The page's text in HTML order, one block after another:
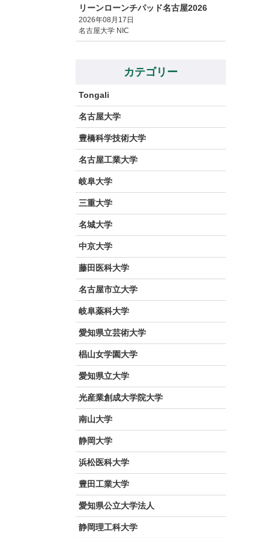
リーンローンチパッド名古屋2026
2026年08月17日
名古屋大学 NIC
カテゴリー
Tongali
名古屋大学
豊橋科学技術大学
名古屋工業大学
岐阜大学
三重大学
名城大学
中京大学
藤田医科大学
名古屋市立大学
岐阜薬科大学
愛知県立芸術大学
椙山女学園大学
愛知県立大学
光産業創成大学院大学
南山大学
静岡大学
浜松医科大学
豊田工業大学
愛知県公立大学法人
静岡理工科大学